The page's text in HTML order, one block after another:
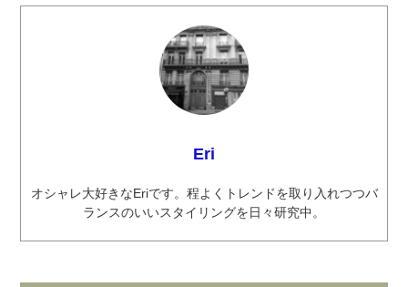
Eri
オシャレ大好きなEriです。程よくトレンドを取り入れつつバ
ランスのいいスタイリングを日々研究中。